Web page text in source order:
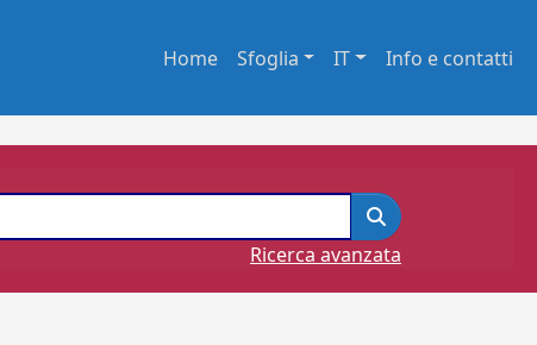
Home Sfoglia IT Info e contatti
Ricerca avanzata